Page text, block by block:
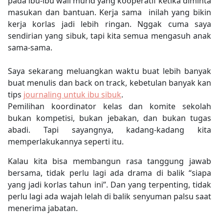
masukan dan bantuan. Kerja sama inilah yang bikin
kerja korlas jadi lebih ringan. Nggak cuma saya
sendirian yang sibuk, tapi kita semua mengasuh anak
sama-sama.
Saya sekarang meluangkan waktu buat lebih banyak
buat menulis dan back on track, kebetulan banyak kan
tips journaling untuk ibu sibuk.
Pemilihan koordinator kelas dan komite sekolah
bukan kompetisi, bukan jebakan, dan bukan tugas
abadi. Tapi sayangnya, kadang-kadang kita
memperlakukannya seperti itu.
Kalau kita bisa membangun rasa tanggung jawab
bersama, tidak perlu lagi ada drama di balik “siapa
yang jadi korlas tahun ini”. Dan yang terpenting, tidak
perlu lagi ada wajah lelah di balik senyuman palsu saat
menerima jabatan.